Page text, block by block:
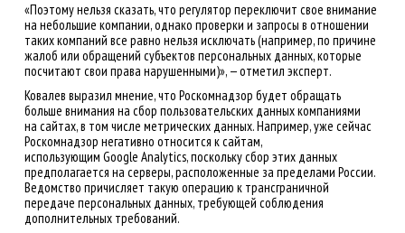
«Поэтому нельзя сказать, что регулятор переключит свое внимание
на небольшие компании, однако проверки и запросы в отношении
таких компаний все равно нельзя исключать (например, по причине
жалоб или обращений субъектов персональных данных, которые
посчитают свои права нарушенными)», — отметил эксперт.
Ковалев выразил мнение, что Роскомнадзор будет обращать
больше внимания на сбор пользовательских данных компаниями
на сайтах, в том числе метрических данных. Например, уже сейчас
Роскомнадзор негативно относится к сайтам,
использующим Google Analytics, поскольку сбор этих данных
предполагается на серверы, расположенные за пределами России.
Ведомство причисляет такую операцию к трансграничной
передаче персональных данных, требующей соблюдения
дополнительных требований.